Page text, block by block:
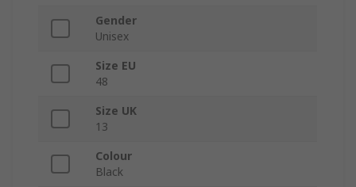
Gender
Unisex
Size EU
48
Size UK
13
Colour
Black